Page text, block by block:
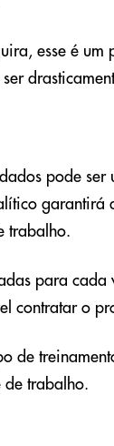
esse é
pode
garantirá
trabalho.
para
contratar o
de
de trabalho.